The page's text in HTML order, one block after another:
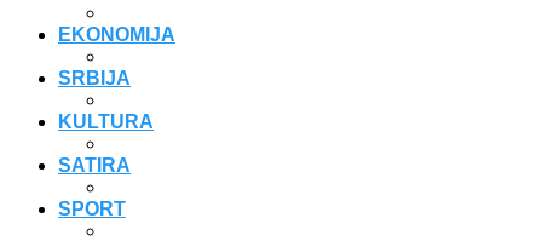
EKONOMIJA
SRBIJA
KULTURA
SATIRA
SPORT